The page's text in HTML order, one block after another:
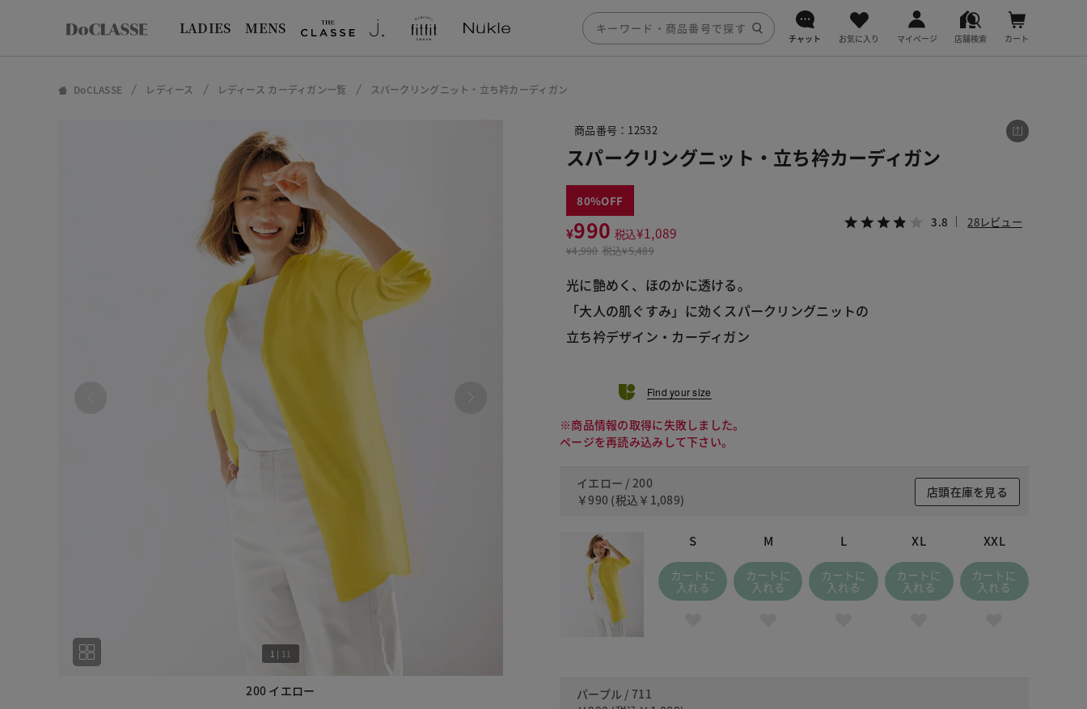
LADIES MENS
チャット お気に入り マイページ 店舗検索 カート
DoCLASSE レディース レディース カーディガン一覧 スパークリングニット・立ち衿カーディガン
200 イエロー
1 | 11
商品番号：12532
スパークリングニット・立ち衿カーディガン
80
¥990 税込¥1,089
¥4,990 税込¥5,489
3.8 28レビュー
光に艶めく、ほのかに透ける。
「大人の肌ぐすみ」に効くスパークリングニットの
Find your size
※商品情報の取得に失敗しました。
ページを再読み込みして下さい。
イエロー / 200
￥990 (税込 ￥1,089)
店頭在庫を見る
S
カートに
入れる
M
カートに
入れる
L
カートに
入れる
XL
カートに
入れる
XXL
カートに
入れる
パープル / 711